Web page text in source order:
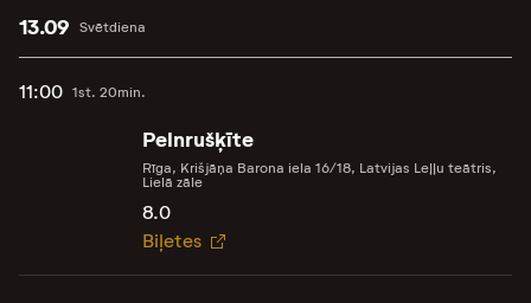
Svētdiena
13.09
11:00 1st. 20min.
Pelnrušķīte
Rīga, Krišjāņa Barona iela 16/18, Latvijas Leļļu teātris,
Lielā zāle
8.0
Biļetes